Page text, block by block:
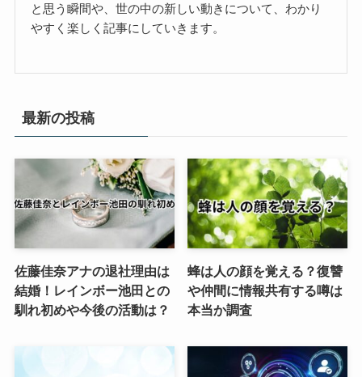
と思う瞬間や、世の中の新しい動きについて、わかり
やすく楽しく記事にしていきます。
最新の投稿
佐藤佳奈アナの退社理由は
結婚！レインボー池田との
馴れ初めや今後の活動は？
蜂は人の顔を覚える？復讐
や仲間に情報共有する噂は
本当か調査